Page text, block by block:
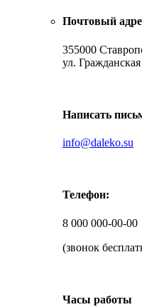
Почтовый
355000
ул. Гражданская
Написать
info@daleko.su
Телефон:
8 000 000-00-00
(звонок
Часы работы